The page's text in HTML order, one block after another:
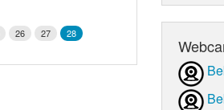
26 27 28